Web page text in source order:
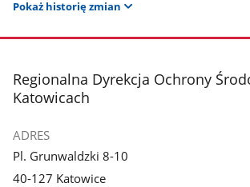
Pokaż historię zmian
stopka
Regionalna Dyrekcja Ochrony
Katowicach
ADRES
Pl. Grunwaldzki 8-10
40-127 Katowice